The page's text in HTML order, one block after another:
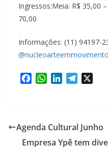
Ingressos:Meia: R$ 35,00
70,00
Informações: (11) 94197-
@nucleoarteemmovimento
b
W
s
e
g
r
Agenda Cultural Junho
Empresa Ypê tem